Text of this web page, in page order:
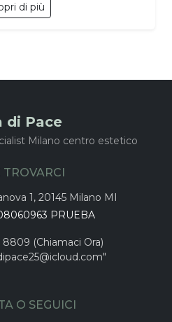
di più
di Pace
Milano centro estetico
TROVARCI
1, 20145 Milano MI
PRUEBA
8809 (Chiamaci Ora)
O SEGUICI